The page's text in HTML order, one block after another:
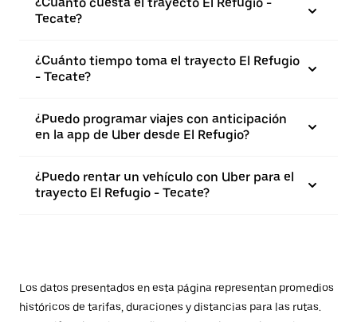
Tecate?
¿Cuánto tiempo toma el trayecto El Refugio
- Tecate?
¿Puedo programar viajes con anticipación
en la app de Uber desde El Refugio?
¿Puedo rentar un vehículo con Uber para el
trayecto El Refugio - Tecate?
Los datos presentados en esta página representan promedios
históricos de tarifas, duraciones y distancias para las rutas.